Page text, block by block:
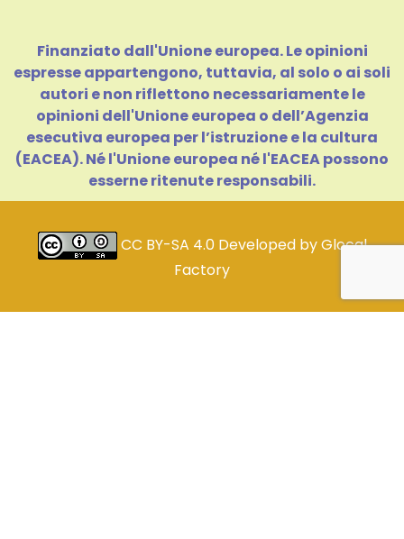
Finanziato dall'Unione europea. Le opinioni
espresse appartengono, tuttavia, al solo o ai soli
autori e non riflettono necessariamente le
opinioni dell'Unione europea o dell’Agenzia
esecutiva europea per l’istruzione e la cultura
(EACEA). Né l'Unione europea né l'EACEA possono
esserne ritenute responsabili.
CC BY-SA 4.0 Developed byGlocal
Factory